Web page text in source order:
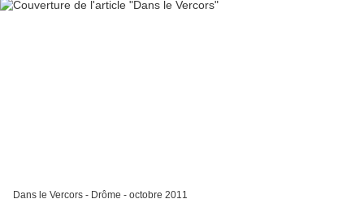
Dans le Vercors - Drôme - octobre 2011